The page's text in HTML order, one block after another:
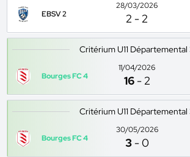
EBSV 2
28/03/2026
2 -2
Critérium U11 Départemental
Bourges FC 4
11/04/2026
16 -2
Critérium U11 Départemental
Bourges FC 4
30/05/2026
3 -0